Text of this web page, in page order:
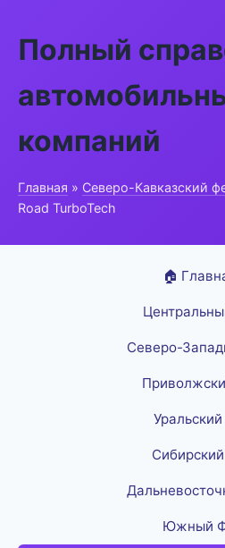
Полный
компаний
Главная » Северо-Кавказский
Road TurboTech
🏠
Северо-
Южный